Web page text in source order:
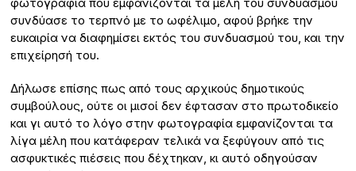
φωτογραφία που εμφανίζονται τα μέλη του συνδυασμού
συνδύασε το τερπνό με το ωφέλιμο, αφού βρήκε την
ευκαιρία να διαφημίσει εκτός του συνδυασμού του, και την
επιχείρησή του.
Δήλωσε επίσης πως από τους αρχικούς δημοτικούς
συμβούλους, ούτε οι μισοί δεν έφτασαν στο πρωτοδικείο
και γι αυτό το λόγο στην φωτογραφία εμφανίζονται τα
λίγα μέλη που κατάφεραν τελικά να ξεφύγουν από τις
ασφυκτικές πιέσεις που δέχτηκαν, κι αυτό οδηγούσαν